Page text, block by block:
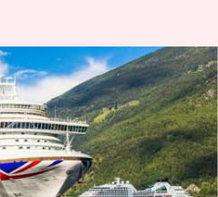
kapal
cara-cara
ini 2
2023 10:32 am